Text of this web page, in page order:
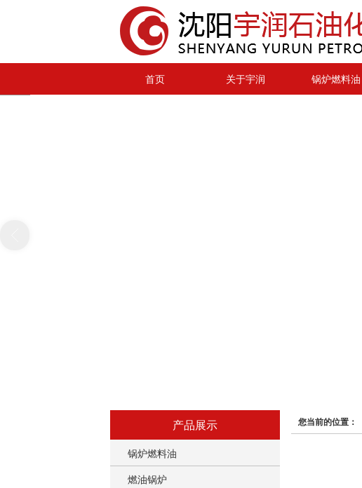
首页 关于宇润 锅炉燃料油
您当前的位置：
产品展示
锅炉燃料油
燃油锅炉